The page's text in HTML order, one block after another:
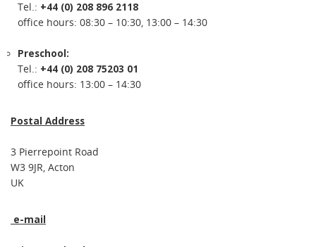
Tel.: +44 (0) 208 896 2118
office hours: 08:30 – 10:30, 13:00 – 14:30
Preschool:
Tel.: +44 (0) 208 75203 01
office hours: 13:00 – 14:30
Postal Address
3 Pierrepoint Road
W3 9JR, Acton
UK
e-mail